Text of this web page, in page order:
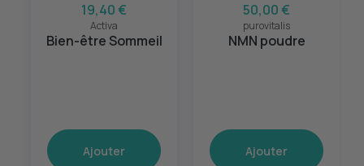
19,40 €
Activa
Bien-être Sommeil
Ajouter
50,00 €
purovitalis
NMN poudre
Ajouter